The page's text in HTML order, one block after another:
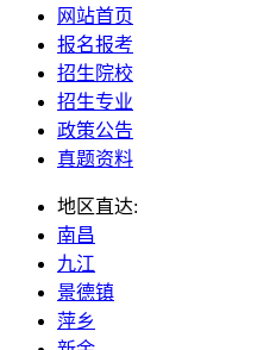
网站首页
报名报考
招生院校
招生专业
政策公告
真题资料
地区直达:
南昌
九江
景德镇
萍乡